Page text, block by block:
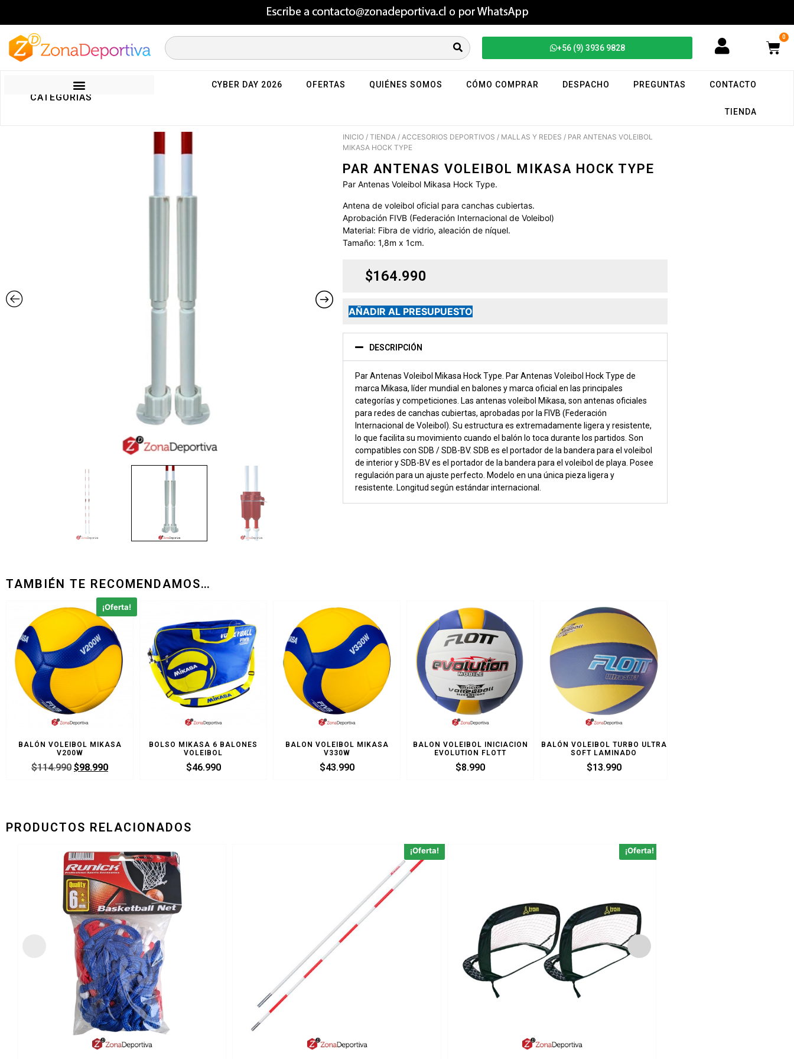
+56 (9) 3936 9828
0
CATEGORIAS
CYBER DAY 2026 OFERTAS QUIÉNES SOMOS CÓMO COMPRAR DESPACHO PREGUNTAS CONTACTO
TIENDA
INICIO / TIENDA / ACCESORIOS DEPORTIVOS / MALLAS Y REDES / PAR ANTENAS VOLEIBOL
MIKASA HOCK TYPE
PAR ANTENAS VOLEIBOL MIKASA HOCK TYPE
Par Antenas Voleibol Mikasa Hock Type.
Antena de voleibol oficial para canchas cubiertas.
Aprobación FIVB (Federación Internacional de Voleibol)
Material: Fibra de vidrio, aleación de níquel.
Tamaño: 1,8m x 1cm.
$164.990
AÑADIR AL PRESUPUESTO
DESCRIPCIÓN
Par Antenas Voleibol Mikasa Hock Type. Par Antenas Voleibol Hock Type de
marca Mikasa, líder mundial en balones y marca oficial en las principales
categorías y competiciones. Las antenas voleibol Mikasa, son antenas oficiales
para redes de canchas cubiertas, aprobadas por la FIVB (Federación
Internacional de Voleibol). Su estructura es extremadamente ligera y resistente,
lo que facilita su movimiento cuando el balón lo toca durante los partidos. Son
compatibles con SDB / SDB-BV. SDB es el portador de la bandera para el voleibol
de interior y SDB-BV es el portador de la bandera para el voleibol de playa. Posee
regulación para un ajuste perfecto. Modelo en una única pieza ligera y
resistente. Longitud según estándar internacional.
TAMBIÉN TE RECOMENDAMOS…
¡Oferta!
BALÓN VOLEIBOL MIKASA
V200W
$114.990 $98.990
BOLSO MIKASA 6 BALONES
VOLEIBOL
$46.990
BALON VOLEIBOL MIKASA
V330W
$43.990
BALON VOLEIBOL INICIACION
EVOLUTION FLOTT
$8.990
BALÓN VOLEIBOL TURBO ULTRA
SOFT LAMINADO
$13.990
PRODUCTOS RELACIONADOS
¡Oferta! ¡Oferta!